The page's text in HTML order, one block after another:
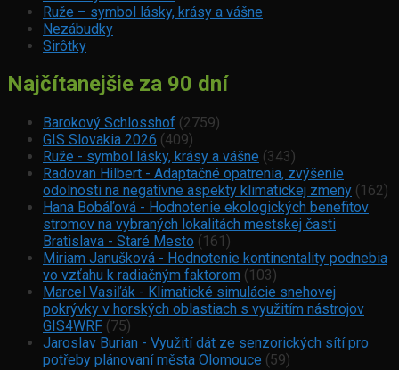
Ruže – symbol lásky, krásy a vášne
Nezábudky
Sirôtky
Najčítanejšie za 90 dní
Barokový Schlosshof (2759)
GIS Slovakia 2026 (409)
Ruže - symbol lásky, krásy a vášne (343)
Radovan Hilbert - Adaptačné opatrenia, zvýšenie
odolnosti na negatívne aspekty klimatickej zmeny (162)
Hana Bobáľová - Hodnotenie ekologických benefitov
stromov na vybraných lokalitách mestskej časti
Bratislava - Staré Mesto (161)
Miriam Janušková - Hodnotenie kontinentality podnebia
vo vzťahu k radiačným faktorom (103)
Marcel Vasiľák - Klimatické simulácie snehovej
pokrývky v horských oblastiach s využitím nástrojov
GIS4WRF (75)
Jaroslav Burian - Využití dát ze senzorických sítí pro
potřeby plánovaní města Olomouce (59)